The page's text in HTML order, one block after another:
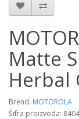
Matte
Herbal
Brend: MOTOROLA
Šifra proizvoda: